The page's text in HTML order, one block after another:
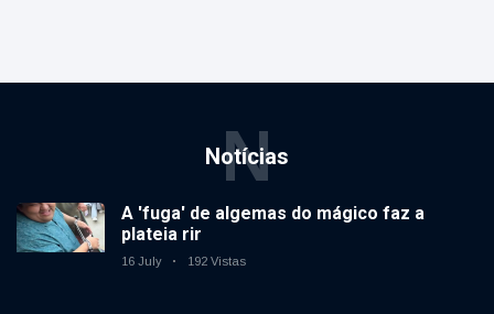
Notícias
N
A 'fuga' de algemas do mágico faz a
plateia rir
16 July 192 Vistas